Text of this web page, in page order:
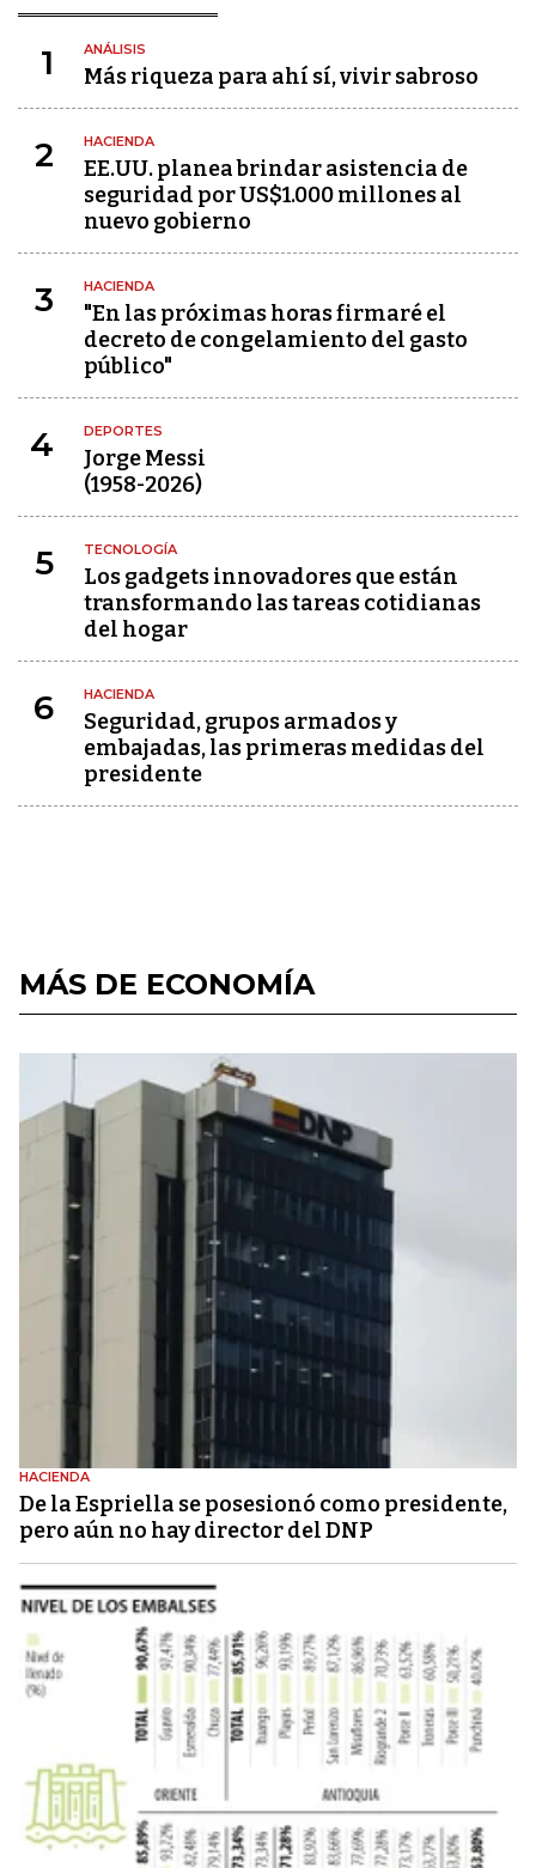
1 ANÁLISIS
Más riqueza para ahí sí, vivir sabroso
2 HACIENDA
EE.UU. planea brindar asistencia de
seguridad por US$1.000 millones al
nuevo gobierno
3 HACIENDA
"En las próximas horas firmaré el
decreto de congelamiento del gasto
público"
4 DEPORTES
Jorge Messi
(1958-2026)
5 TECNOLOGÍA
Los gadgets innovadores que están
transformando las tareas cotidianas
del hogar
6 HACIENDA
Seguridad, grupos armados y
embajadas, las primeras medidas del
presidente
MÁS DE ECONOMÍA
HACIENDA
De la Espriella se posesionó como presidente,
pero aún no hay director del DNP